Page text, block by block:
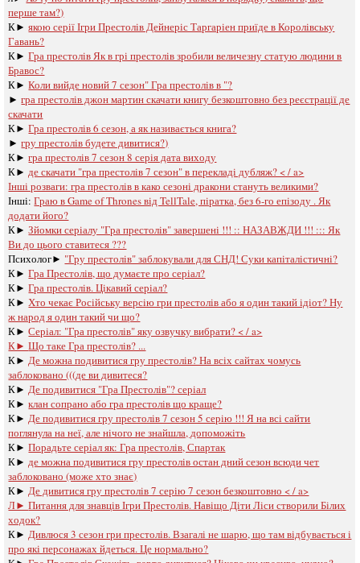
перше там?)
К►якою серії Ігри Престолів Дейнеріс Таргаріен приїде в Королівську
Гавань?
К►Гра престолів Як в грі престолів зробили величезну статую людини в
Бравос?
К►Коли вийде новий 7 сезон" Гра престолів в "?
►гра престолів джон мартин скачати книгу безкоштовно без реєстрації де
скачати
К►Гра престолів 6 сезон, а як називається книга?
►гру престолів будете дивитися?)
К►гра престолів 7 сезон 8 серія дата виходу
К► де скачати "гра престолів 7 сезон" в перекладі дубляж? < / a>
Інші розваги: ​​гра престолів в како сезоні дракони стануть великими?
Інші:Граю в Game of Thrones від TellTale, піратка, без 6-го епізоду . Як
додати його?
К►Зйомки серіалу "Гра престолів" завершені !!! :: НАЗАВЖДИ !!! ::: Як
Ви до цього ставитеся ???
Психолог► "Гру престолів" заблокували для СНД! Суки капіталістичні?
К►Гра Престолів, що думаєте про серіал?
К►Гра престолів. Цікавий серіал?
К► Хто чекає Російську версію гри престолів або я один такий ідіот? Ну
ж народ я один такий чи що?
К►Серіал: "Гра престолів" яку озвучку вибрати? < / a>
К►Що таке Гра престолів? ...
К► Де можна подивитися гру престолів? На всіх сайтах чомусь
заблоковано (((де ви дивитеся?
К► Де подивитися "Гра Престолів"? серіал
К►клан сопрано або гра престолів що краще?
К► Де подивитися гру престолів 7 сезон 5 серію !!! Я на всі сайти
поглянула на неї, але нічого не знайшла, допоможіть
К►Порадьте серіал як: Гра престолів, Спартак
К► де можна подивитися гру престолів остан дний сезон всюди чет
заблоковано (може хто знає)
К► Де дивитися гру престолів 7 серію 7 сезон безкоштовно < / a>
Л►Питання для знавців Ігри Престолів. Навіщо Діти Ліси створили Білих
ходок?
К► Дивлюся 3 сезон гри престолів. Взагалі не шарю, що там відбувається і
про які персонажах йдеться. Це нормально?